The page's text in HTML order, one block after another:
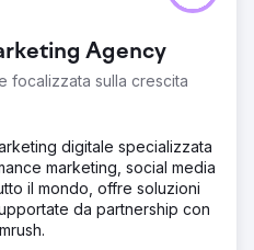
Agency
focalizzata sulla crescita
digitale specializzata
marketing, social media
il mondo, offre soluzioni
da partnership con